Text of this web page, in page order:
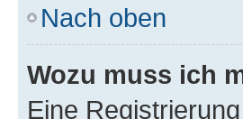
Nach oben
Wozu muss ich
Eine